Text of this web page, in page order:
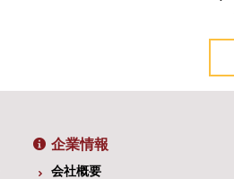
企業情報
会社概要